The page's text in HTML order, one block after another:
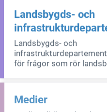
förutsättningar för att
näringsve
Landsbygds- och
Landsbygds- och
för frågor som rör
livsmedel och areella
samhällsplanering.
Medier